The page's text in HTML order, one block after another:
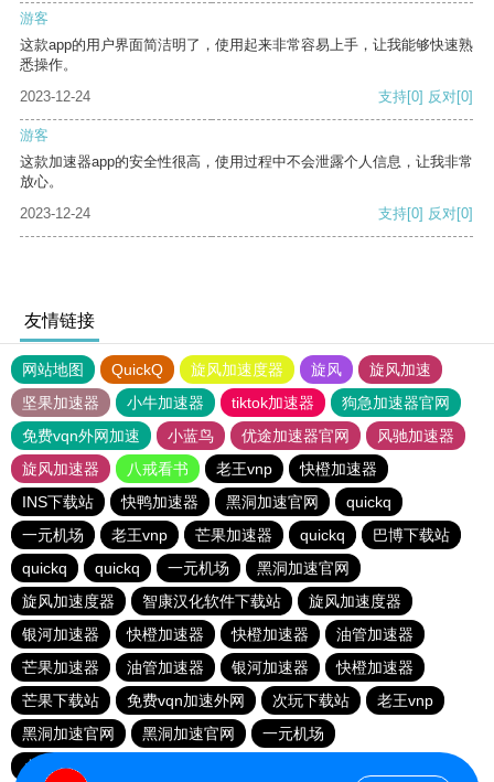
游客
这款app的用户界面简洁明了，使用起来非常容易上手，让我能够快速熟
悉操作。
2023-12-24
支持[0] 反对[0]
游客
这款加速器app的安全性很高，使用过程中不会泄露个人信息，让我非常
放心。
2023-12-24
支持[0] 反对[0]
友情链接
网站地图 QuickQ 旋风加速度器 旋风
旋风加速
坚果加速器
小牛加速器 tiktok加速器
狗急加速器官网
免费vqn外网加速
小蓝鸟 优途加速器官网
风驰加速器
旋风加速器
八戒看书 老王vnp
快橙加速器
INS下载站
快鸭加速器 黑洞加速官网
quickq
一元机场
老王vnp 芒果加速器 quickq
巴博下载站
quickq
quickq 一元机场
黑洞加速官网
旋风加速度器
智康汉化软件下载站
旋风加速度器
银河加速器
快橙加速器 快橙加速器
油管加速器
芒果加速器
油管加速器 银河加速器
快橙加速器
芒果下载站
免费vqn加速外网 次玩下载站
老王vnp
黑洞加速官网
黑洞加速官网
一元机场
小猫咪ciash加速器